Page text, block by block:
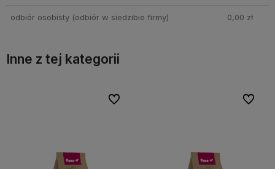
odbiór osobisty(odbiór w siedzibie firmy) 0,00 zł
Inne z tej kategorii
Do ulubionych
Do ulubionych Do
Do